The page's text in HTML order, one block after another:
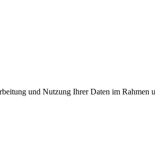
und Nutzung Ihrer Daten im Rahmen